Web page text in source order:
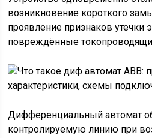
возникновение короткого
проявление признаков утечки
повреждённые
Дифференциальный автомат
контролируемую линию при